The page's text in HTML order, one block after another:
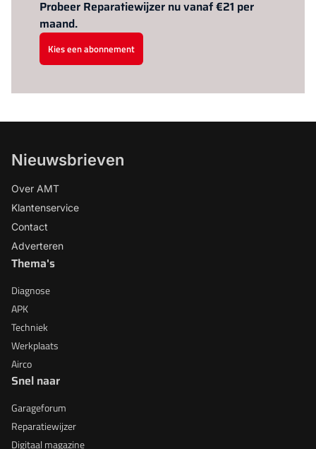
Probeer Reparatiewijzer nu vanaf €21 per
maand.
Kies een abonnement
Nieuwsbrieven
Over AMT
Klantenservice
Contact
Adverteren
Thema's
Diagnose
APK
Techniek
Werkplaats
Airco
Snel naar
Garageforum
Reparatiewijzer
Digitaal magazine